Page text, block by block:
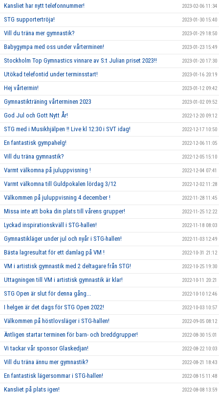
Kansliet har nytt telefonnummer! 2023-02-06 11:34
STG supportertröja! 2023-01-30 15:40
Vill du träna mer gymnastik? 2023-01-29 18:50
Babygympa med oss under vårterminen! 2023-01-23 15:49
Stockholm Top Gymnastics vinnare av S:t Julian priset 2023!! 2023-01-20 17:30
Utökad telefontid under terminsstart! 2023-01-16 20:19
Hej vårtermin! 2023-01-12 09:42
Gymnastikträning vårterminen 2023 2023-01-02 09:52
God Jul och Gott Nytt År! 2022-12-20 09:12
STG med i Musikhjälpen !! Live kl 12:30 i SVT idag! 2022-12-17 10:50
En fantastisk gympahelg! 2022-12-06 11:05
Vill du träna gymnastik? 2022-12-05 15:10
Varmt välkomna på juluppvisning ! 2022-12-04 07:41
Varmt välkomna till Guldpokalen lördag 3/12 2022-12-02 11:28
Välkommen på juluppvisning 4 december ! 2022-11-28 11:45
Missa inte att boka din plats till vårens grupper! 2022-11-25 12:22
Lyckad inspirationskväll i STG-hallen! 2022-11-18 08:03
Gymnastikläger under jul och nyår i STG-hallen! 2022-11-03 12:49
Bästa lagresultat för ett damlag på VM ! 2022-10-31 21:12
VM i artistisk gymnastik med 2 deltagare från STG! 2022-10-25 19:30
Uttagningen till VM i artistisk gymnastik är klar! 2022-10-11 20:21
STG Open är slut för denna gång... 2022-10-10 12:46
I helgen är det dags för STG Open 2022! 2022-10-03 10:57
Välkommen på höstlovsläger i STG-hallen! 2022-09-05 08:12
Äntligen startar terminen för barn- och breddgrupper! 2022-08-30 15:01
Vi tackar vår sponsor Glaskedjan! 2022-08-22 10:03
Vill du träna ännu mer gymnastik? 2022-08-21 18:43
En fantastisk lägersommar i STG-hallen! 2022-08-15 11:48
Kansliet på plats igen! 2022-08-08 13:59